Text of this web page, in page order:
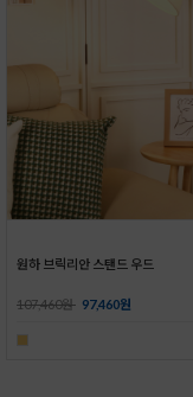
원하 브릭리안 스탠드 우드
107,460원 97,460원